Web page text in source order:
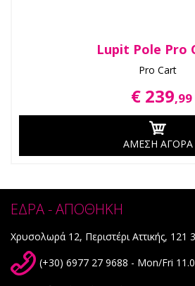
Lupit Pole Pro
Pro Cart
€ 239,99
ΑΜΕΣΗ ΑΓΟΡΑ
ΕΔΡΑ - ΑΠΟΘΗΚΗ
Χρυσολωρά 12, Περιστέρι Αττικής, 121
(+30) 6977 27 9688 - Mon/Fri